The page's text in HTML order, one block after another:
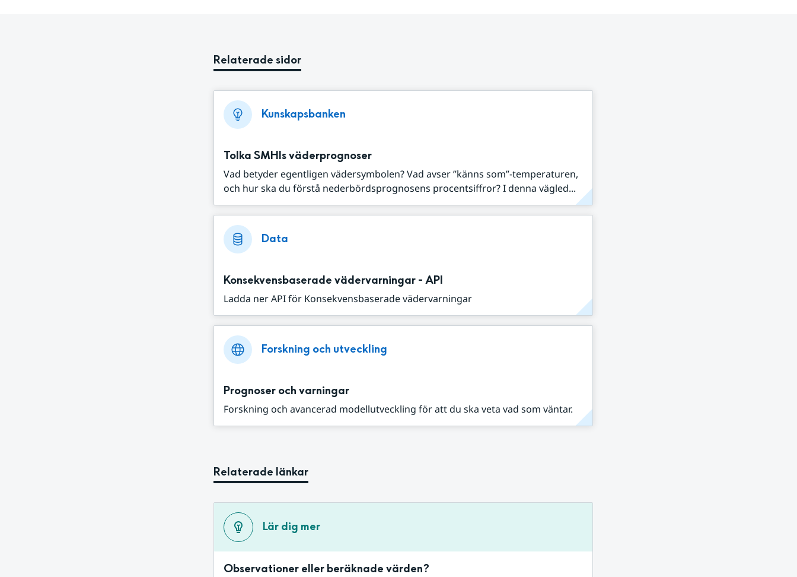
Relaterade sidor
Kunskapsbanken
Tolka SMHIs väderprognoser
Vad betyder egentligen vädersymbolen? Vad avser ”känns som”-temperaturen,
och hur ska du förstå nederbördsprognosens procentsiffror? I denna vägled...
Data
Konsekvensbaserade vädervarningar - API
Ladda ner API för Konsekvensbaserade vädervarningar
Forskning och utveckling
Prognoser och varningar
Forskning och avancerad modellutveckling för att du ska veta vad som väntar.
Relaterade länkar
Lär dig mer
Observationer eller beräknade värden?